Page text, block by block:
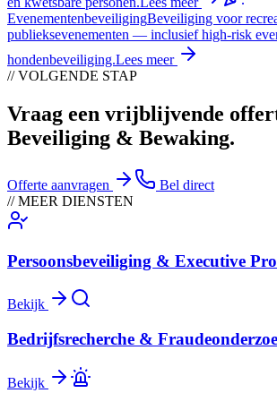
EvenementenbeveiligingBeveiliging voor
publieksevenementen — inclusief high-risk
hondenbeveiliging.Lees meer
// VOLGENDE STAP
Vraag een vrijblijvende
Beveiliging & Bewaking.
Offerte aanvragen
Bel direct
// MEER DIENSTEN
Persoonsbeveiliging & Executive
Bekijk
Bedrijfsrecherche &
Bekijk